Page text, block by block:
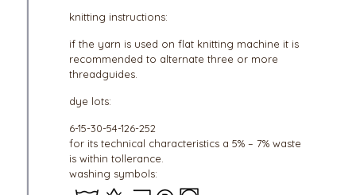
knitting instructions:
if the yarn is used on flat knitting machine it is
recommended to alternate three or more
threadguides.
dye lots:
6-15-30-54-126-252
for its technical characteristics a 5% – 7% waste
is within tollerance.
washing symbols: